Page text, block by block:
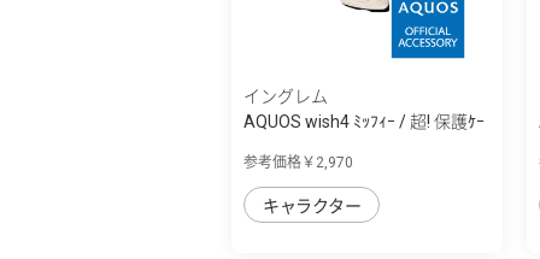
イングレム
AQUOS wish4 ﾐｯﾌｨｰ / 超! 保護ｹｰ
参考価格￥2,970
キャラクター